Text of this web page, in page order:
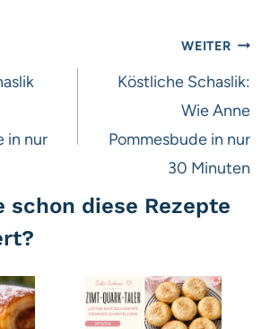
in nur
WEITER
Köstliche Schaslik:
Wie Anne
Pommesbude in nur
30 Minuten
schon diese Rezepte